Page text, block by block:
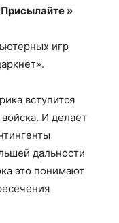
Присылайте »
игр
вступится
И делает
дальности
это понимают